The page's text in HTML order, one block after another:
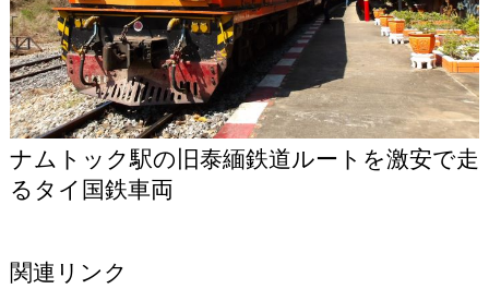
ナムトック駅の旧泰緬鉄道ルートを激安で走
るタイ国鉄車両
関連リンク